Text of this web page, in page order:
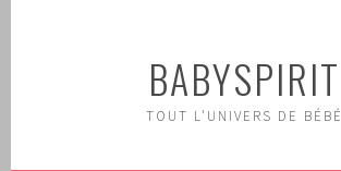
BABYSPIRIT
TOUT L'UNIVERS DE BÉBÉ